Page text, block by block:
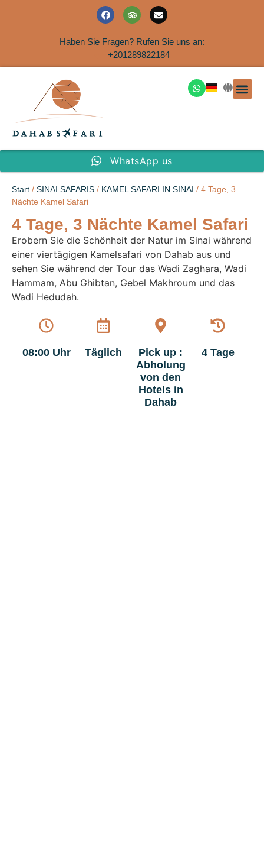
Haben Sie Fragen? Rufen Sie uns an:
+201289822184
WhatsApp us
Start / SINAI SAFARIS / KAMEL SAFARI IN SINAI / 4 Tage, 3
Nächte Kamel Safari
4 Tage, 3 Nächte Kamel Safari
Erobern Sie die Schönheit der Natur im Sinai während
einer viertägigen Kamelsafari von Dahab aus und
sehen Sie während der Tour das Wadi Zaghara, Wadi
Hammam, Abu Ghibtan, Gebel Makhroum und das
Wadi Hedudah.
08:00 Uhr Täglich
Pick up :
Abholung
von den
Hotels in
Dahab
4 Tage